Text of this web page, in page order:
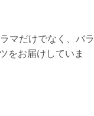
マだけでなく、バラ
をお届けしていま